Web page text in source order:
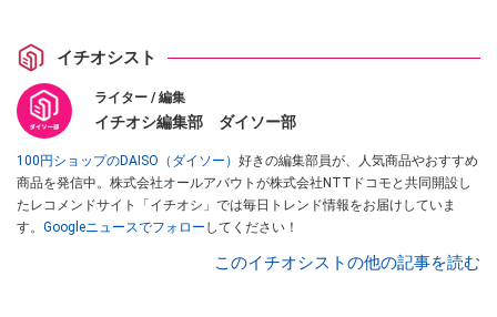
イチオシスト
ライター / 編集
イチオシ編集部 ダイソー部
100円ショップのDAISO（ダイソー） 好きの編集部員が、人気商品やおすすめ
商品を発信中。株式会社オールアバウトが株式会社NTTドコモと共同開設し
たレコメンドサイト「イチオシ」では毎日トレンド情報をお届けしていま
す。 Googleニュースでフォロー してください！
このイチオシストの他の記事を読む